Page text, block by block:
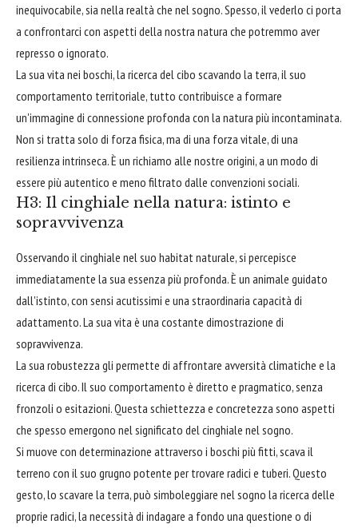
inequivocabile, sia nella realtà che nel sogno. Spesso, il vederlo ci porta
a confrontarci con aspetti della nostra natura che potremmo aver
represso o ignorato.
La sua vita nei boschi, la ricerca del cibo scavando la terra, il suo
comportamento territoriale, tutto contribuisce a formare
un'immagine di connessione profonda con la natura più incontaminata.
Non si tratta solo di forza fisica, ma di una forza vitale, di una
resilienza intrinseca. È un richiamo alle nostre origini, a un modo di
essere più autentico e meno filtrato dalle convenzioni sociali.
H3: Il cinghiale nella natura: istinto e
sopravvivenza
Osservando il cinghiale nel suo habitat naturale, si percepisce
immediatamente la sua essenza più profonda. È un animale guidato
dall'istinto, con sensi acutissimi e una straordinaria capacità di
adattamento. La sua vita è una costante dimostrazione di
sopravvivenza.
La sua robustezza gli permette di affrontare avversità climatiche e la
ricerca di cibo. Il suo comportamento è diretto e pragmatico, senza
fronzoli o esitazioni. Questa schiettezza e concretezza sono aspetti
che spesso emergono nel significato del cinghiale nel sogno.
Si muove con determinazione attraverso i boschi più fitti, scava il
terreno con il suo grugno potente per trovare radici e tuberi. Questo
gesto, lo scavare la terra, può simboleggiare nel sogno la ricerca delle
proprie radici, la necessità di indagare a fondo una questione o di